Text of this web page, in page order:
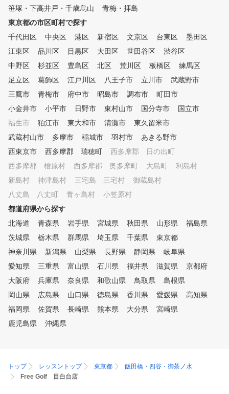
笹塚・下高井戸・千歳烏山
青梅・拝島
東京都の市区町村で探す
千代田区
中央区 港区 新宿区 文京区 台東区
墨田区
江東区
品川区 目黒区 大田区 世田谷区
渋谷区
中野区
杉並区 豊島区 北区 荒川区 板橋区
練馬区
足立区
葛飾区 江戸川区 八王子市 立川市
武蔵野市
三鷹市
青梅市 府中市 昭島市 調布市
町田市
小金井市
小平市 日野市 東村山市 国分寺市
国立市
福生市
狛江市 東大和市 清瀬市
東久留米市
武蔵村山市
多摩市 稲城市 羽村市
あきる野市
西東京市
西多摩郡 瑞穂町
西多摩郡 日の出町
西多摩郡 檜原村
西多摩郡 奥多摩町 大島町
利島村
新島村
神津島村 三宅島 三宅村
御蔵島村
八丈島 八丈町
青ヶ島村
小笠原村
都道府県から探す
北海道
青森県 岩手県 宮城県 秋田県 山形県
福島県
茨城県
栃木県 群馬県 埼玉県 千葉県
東京都
神奈川県
新潟県 山梨県 長野県 静岡県
岐阜県
愛知県
三重県 富山県 石川県 福井県 滋賀県
京都府
大阪府
兵庫県 奈良県 和歌山県 鳥取県
島根県
岡山県
広島県 山口県 徳島県 香川県 愛媛県
高知県
福岡県
佐賀県 長崎県 熊本県 大分県
宮崎県
鹿児島県
沖縄県
トップ レッスントップ 東京都
飯田橋・四谷・御茶ノ水
Free Golf 目白台店